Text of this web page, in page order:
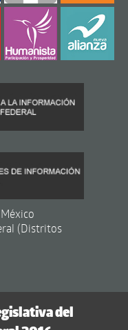
(Distritos
del